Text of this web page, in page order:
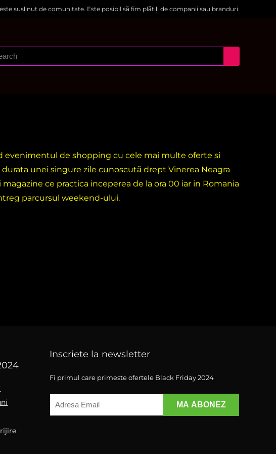
susținut de comunitate. Este posibil să fim plătiți de companii sau branduri.
evenimentul de shopping cu cele mai multe oferte si
unei singure zile cunoscută drept Vinerea Neagra
ce practica inceperea de la ora 00 iar in Romania
parcursul weekend-ului.
Inscriete la newsletter
Fi primul care primeste ofertele Black Friday 2024